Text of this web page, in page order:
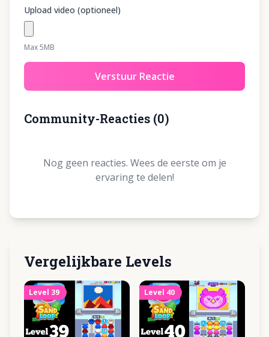
Upload video (optioneel)
Max 5MB
Verstuur Reactie
Community-Reacties (0)
Nog geen reacties. Wees de eerste om je
ervaring te delen!
Vergelijkbare Levels
Level 39 Level 40